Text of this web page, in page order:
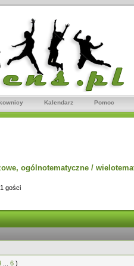
Kalendarz Pomoc
ogólnotematyczne /
gości
6 )